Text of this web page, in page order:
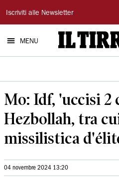
Il
Tirreno
Iscriviti alle Newsletter
MENU
Mo: Idf, 'uccisi 2
Hezbollah, tra
missilistica
04 novembre 2024 13:20